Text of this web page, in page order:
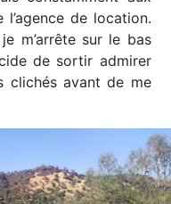
de location.
m’arrête sur le bas
de sortir admirer
clichés avant de me